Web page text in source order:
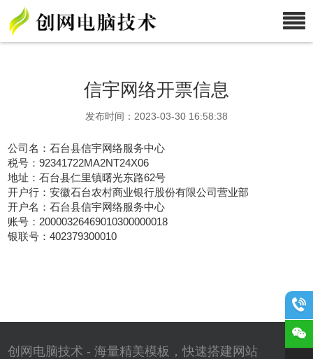
信宇网络开票信息
发布时间：2023-03-30 16:58:38
公司名：石台县信宇网络服务中心
税号：92341722MA2NT24X06
地址：石台县仁里镇曙光东路62号
开户行：安徽石台农村商业银行股份有限公司营业部
开户名：石台县信宇网络服务中心
账号：20000326469010300000018
银联号：402379300010
创网电脑技术 - 海量精美模板，快速搭建网站